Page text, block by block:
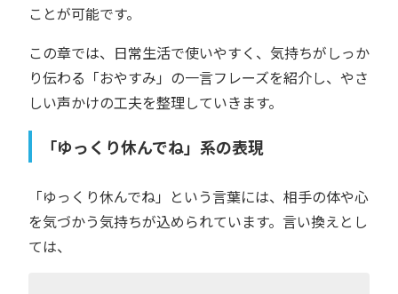
ことが可能です。
この章では、日常生活で使いやすく、気持ちがしっか
り伝わる「おやすみ」の一言フレーズを紹介し、やさ
しい声かけの工夫を整理していきます。
「ゆっくり休んでね」系の表現
「ゆっくり休んでね」という言葉には、相手の体や心
を気づかう気持ちが込められています。言い換えとし
ては、